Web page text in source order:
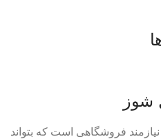
شوز
فروشگاهی است که بتواند